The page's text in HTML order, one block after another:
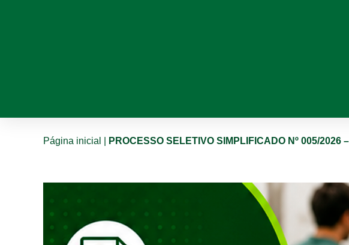
Página inicial PROCESSO SELETIVO SIMPLIFICADO Nº 005/